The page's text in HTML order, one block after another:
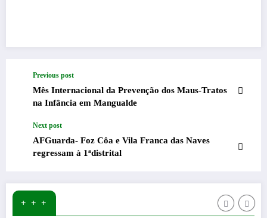
Previous post
Mês Internacional da Prevenção dos Maus-Tratos
na Infância em Mangualde
Next post
AFGuarda- Foz Côa e Vila Franca das Naves
regressam à 1ªdistrital
+ + +